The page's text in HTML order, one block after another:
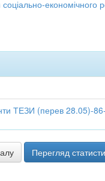
економічного
ТЕЗИ (перев 28.05)-
Перегляд